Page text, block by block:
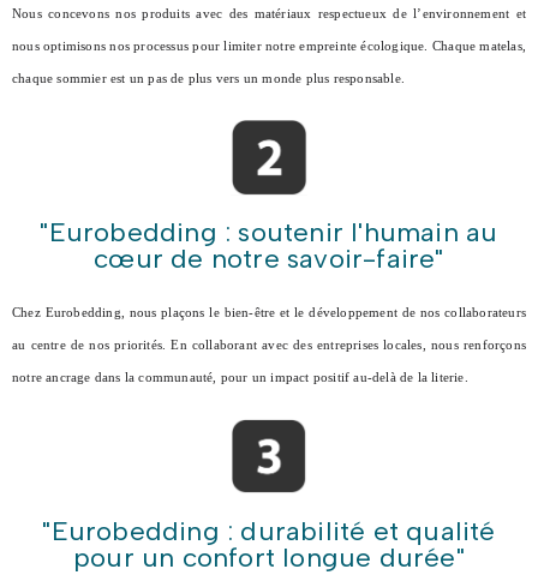
Nous concevons nos produits avec des matériaux respectueux de l’environnement et
nous optimisons nos processus pour limiter notre empreinte écologique. Chaque matelas,
chaque sommier est un pas de plus vers un monde plus responsable.
"Eurobedding : soutenir l'humain au
cœur de notre savoir-faire"
Chez Eurobedding, nous plaçons le bien-être et le développement de nos collaborateurs
au centre de nos priorités. En collaborant avec des entreprises locales, nous renforçons
notre ancrage dans la communauté, pour un impact positif au-delà de la literie.
"Eurobedding : durabilité et qualité
pour un confort longue durée"